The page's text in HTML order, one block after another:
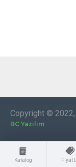
Copyright © 2022,
BC Yazılım
Katalog Fiyat L.